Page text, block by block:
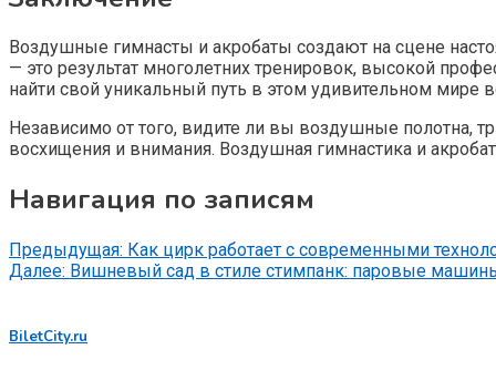
Воздушные гимнасты и акробаты создают на сцене
— это результат многолетних тренировок, высокой
найти свой уникальный путь в этом удивительном мире
Независимо от того, видите ли вы воздушные полотна,
восхищения и внимания. Воздушная гимнастика и
Навигация по записям
Предыдущая: Как цирк работает с современными
Далее: Вишневый сад в стиле стимпанк: паровые
BiletCity.ru